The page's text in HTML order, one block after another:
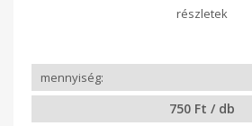
csíkokra vágva használjuk fel.
750 Ft / db